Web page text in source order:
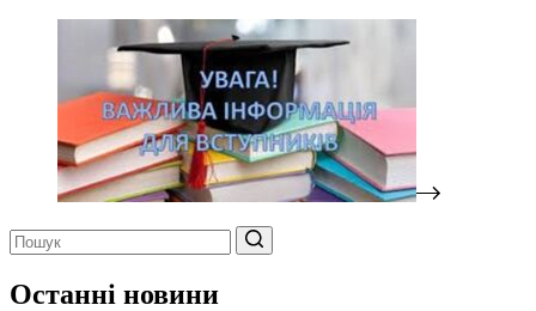
результатів
Останні новини